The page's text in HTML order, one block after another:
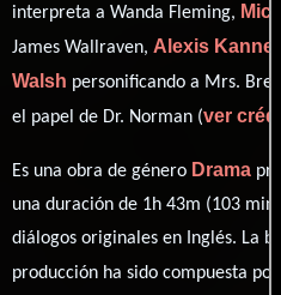
interpreta a Wanda Fleming,
James Wallraven, Alexis Kanner
Walsh personificando a Mrs.
el papel de Dr. Norman (ver
Es una obra de género Drama
una duración de 1h 43m (103
diálogos originales en Inglés. La
producción ha sido compuesta por